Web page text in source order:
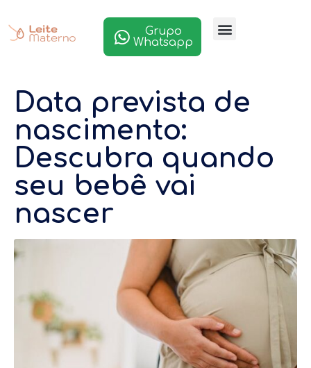
Grupo
Whatsapp
Data prevista de
nascimento:
Descubra quando
seu bebê vai
nascer